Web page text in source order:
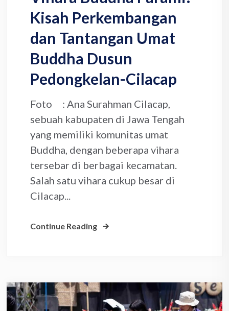
Kisah Perkembangan
dan Tantangan Umat
Buddha Dusun
Pedongkelan-Cilacap
Foto : Ana Surahman Cilacap,
sebuah kabupaten di Jawa Tengah
yang memiliki komunitas umat
Buddha, dengan beberapa vihara
tersebar di berbagai kecamatan.
Salah satu vihara cukup besar di
Cilacap...
Continue Reading